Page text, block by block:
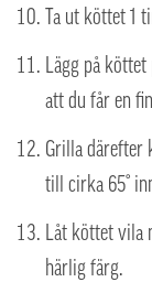
Ta ut köttet 1
Lägg på
att du får en
Grilla därefter
till cirka 65°
Låt köttet vila
härlig färg.